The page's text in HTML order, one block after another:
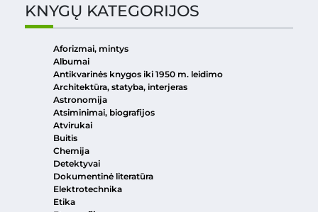
KNYGŲ KATEGORIJOS
Aforizmai, mintys
Albumai
Antikvarinės knygos iki 1950 m. leidimo
Architektūra, statyba, interjeras
Astronomija
Atsiminimai, biografijos
Atvirukai
Buitis
Chemija
Detektyvai
Dokumentinė literatūra
Elektrotechnika
Etika